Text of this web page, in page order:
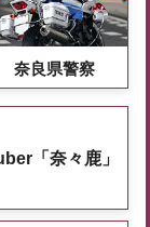
奈良県警察
「奈々鹿」